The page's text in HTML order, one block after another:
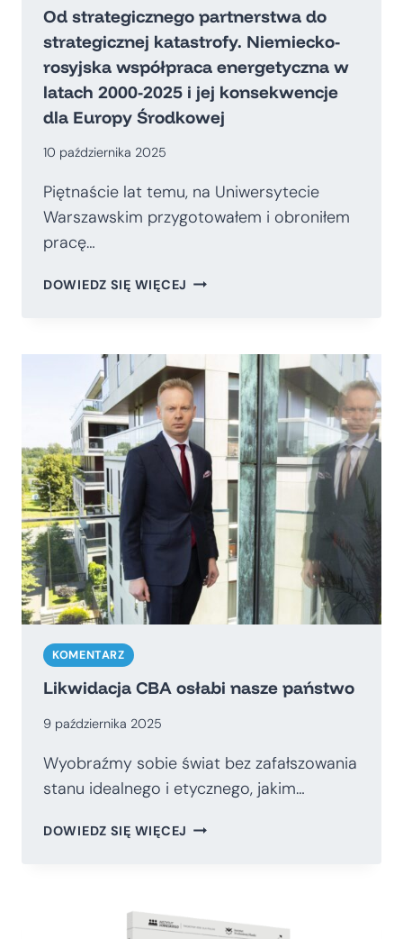
Od strategicznego partnerstwa do
strategicznej katastrofy. Niemiecko-
rosyjska współpraca energetyczna w
latach 2000-2025 i jej konsekwencje
dla Europy Środkowej
10 października 2025
Piętnaście lat temu, na Uniwersytecie
Warszawskim przygotowałem i obroniłem
pracę…
DOWIEDZ SIĘ WIĘCEJ OD
STRATEGICZNEJ
KATASTROFY.
NIEMIECKO-
ROSYJSKA
WSPÓŁPRACA
ENERGETYCZNA
W
LATACH
2000-
2025
I
JEJ
KONSEKWENCJE
KOMENTARZ
Likwidacja CBA osłabi nasze państwo
9 października 2025
Wyobraźmy sobie świat bez zafałszowania
stanu idealnego i etycznego, jakim…
DOWIEDZ SIĘ WIĘCEJ LIKWIDACJA